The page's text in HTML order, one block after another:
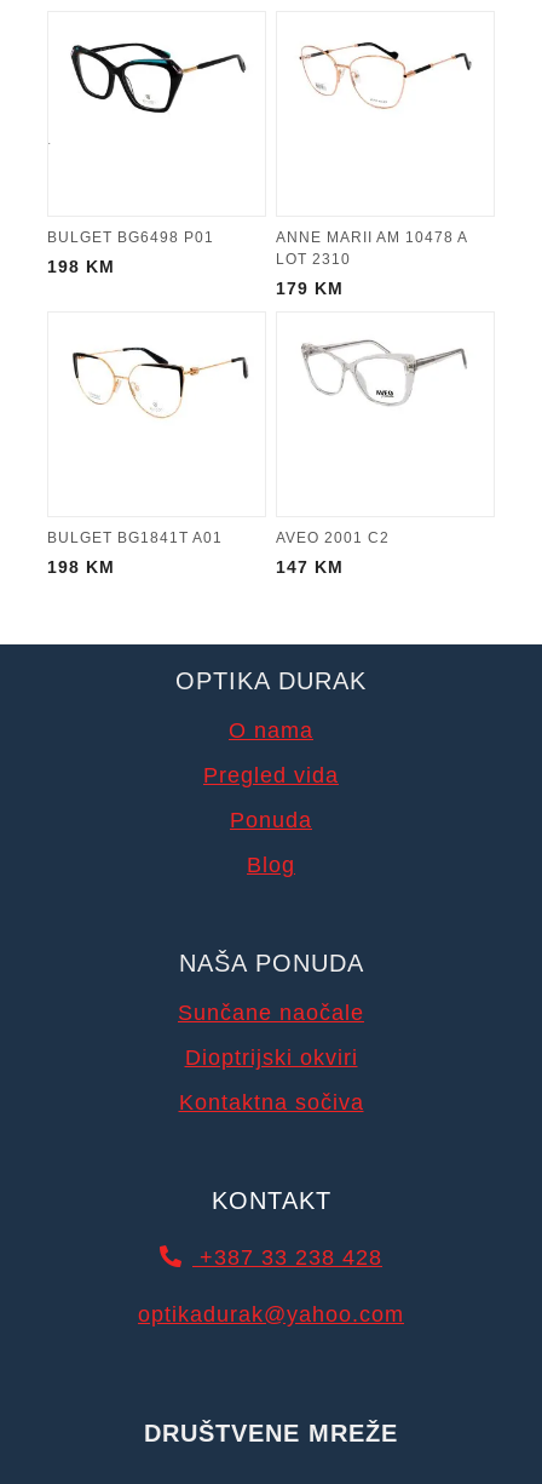
BULGET BG6498 P01
198 KM
ANNE MARII AM 10478 A
LOT 2310
179 KM
BULGET BG1841T A01
198 KM
AVEO 2001 C2
147 KM
OPTIKA DURAK
O nama
Pregled vida
Ponuda
Blog
NAŠA PONUDA
Sunčane naočale
Dioptrijski okviri
Kontaktna sočiva
KONTAKT
+387 33 238 428
optikadurak@yahoo.com
DRUŠTVENE MREŽE